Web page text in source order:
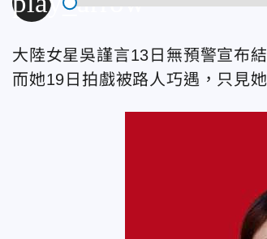
大陸女星吳謹言13日無預警宣布
而她19日拍戲被路人巧遇，只見